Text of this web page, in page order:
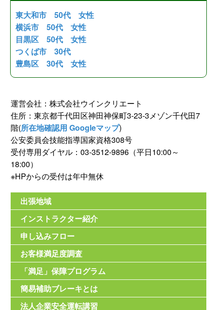
東大和市 50代 女性
横浜市 50代 女性
目黒区 50代 女性
つくば市 30代
豊島区 30代 女性
運営会社：株式会社ウインクリエート
住所：東京都千代田区神田神保町3-23-3メゾン千代田7
階(所在地確認用 Googleマップ)
公安委員会技能指導国家資格308号
受付専用ダイヤル：03-3512-9896（平日10:00～
18:00）
※HPからの受付は年中無休
出張地域
インストラクター紹介
申し込みフロー
お客様満足度調査
「満足」保障プログラム
簡易補助ブレーキとは
法人企業安全運転講習